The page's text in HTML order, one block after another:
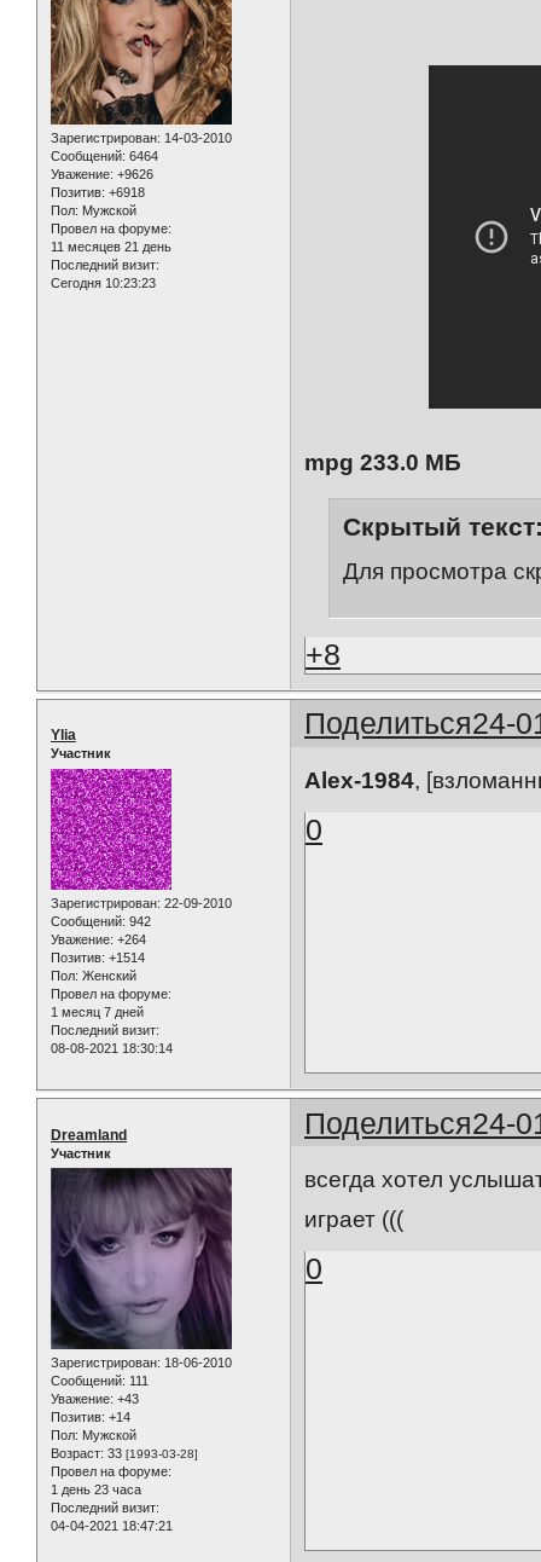
Зарегистрирован: 14-03-2010
Сообщений: 6464
Уважение: +9626
Позитив: +6918
Пол: Мужской
Провел на форуме:
11 месяцев 21 день
Последний визит:
Сегодня 10:23:23
mpg 233.0 МБ
Скрытый
Для просмотра
+8
Поделиться24-
Ylia
Участник
Зарегистрирован: 22-09-2010
Сообщений: 942
Уважение: +264
Позитив: +1514
Пол: Женский
Провел на форуме:
1 месяц 7 дней
Последний визит:
08-08-2021 18:30:14
Alex-1984,
0
Поделиться24-
Dreamland
Участник
Зарегистрирован: 18-06-2010
Сообщений: 111
Уважение: +43
Позитив: +14
Пол: Мужской
Возраст: 33 [1993-03-28]
Провел на форуме:
1 день 23 часа
Последний визит:
04-04-2021 18:47:21
всегда хотел
играет (((
0